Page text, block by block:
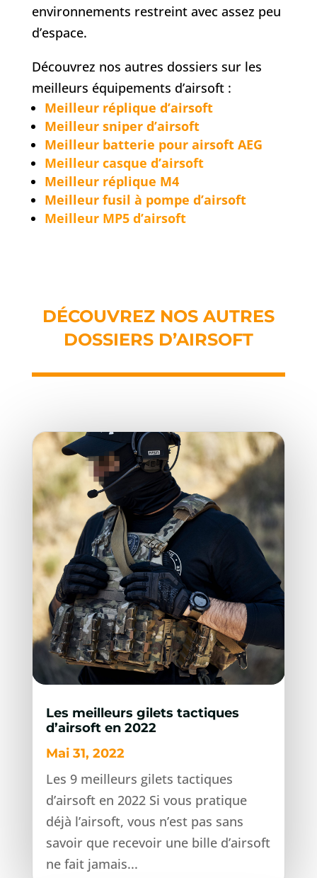
environnements restreint avec assez peu
d’espace.
Découvrez nos autres dossiers sur les
meilleurs équipements d’airsoft :
Meilleur réplique d’airsoft
Meilleur sniper d’airsoft
Meilleur batterie pour airsoft AEG
Meilleur casque d’airsoft
Meilleur réplique M4
Meilleur fusil à pompe d’airsoft
Meilleur MP5 d’airsoft
DÉCOUVREZ NOS AUTRES
DOSSIERS D’AIRSOFT
Les meilleurs gilets tactiques
d’airsoft en 2022
Mai 31, 2022
Les 9 meilleurs gilets tactiques
d’airsoft en 2022 Si vous pratique
déjà l’airsoft, vous n’est pas sans
savoir que recevoir une bille d’airsoft
ne fait jamais...